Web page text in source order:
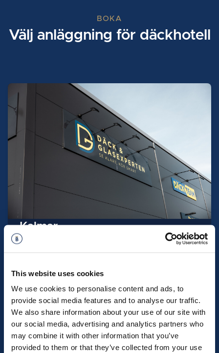
This website uses cookies
We use cookies to personalise content and ads, to
provide social media features and to analyse our traffic.
We also share information about your use of our site with
our social media, advertising and analytics partners who
may combine it with other information that you’ve
provided to them or that they’ve collected from your use
BOKA
Välj anläggning för däckhotell
Kalmar